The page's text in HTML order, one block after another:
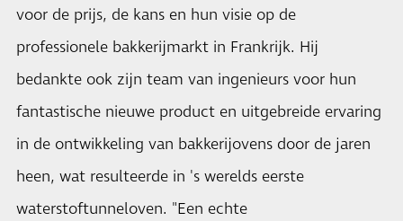
voor de prijs, de kans en hun visie op de
professionele bakkerijmarkt in Frankrijk. Hij
bedankte ook zijn team van ingenieurs voor hun
fantastische nieuwe product en uitgebreide ervaring
in de ontwikkeling van bakkerijovens door de jaren
heen, wat resulteerde in 's werelds eerste
waterstoftunneloven. "Een echte